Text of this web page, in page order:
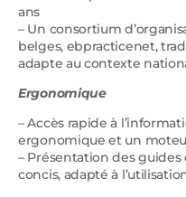
ans
– Un consortium
belges, ebpracticenet,
adapte au contexte
Ergonomique
– Accès rapide à
ergonomique et un
– Présentation des
concis, adapté à